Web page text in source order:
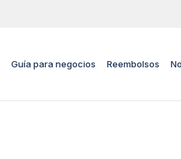
Guía para negocios Reembolsos